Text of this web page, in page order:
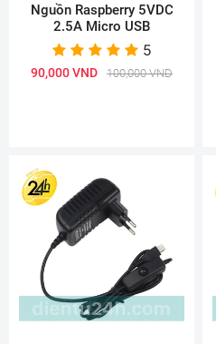
Nguồn Raspberry 5VDC
2.5A Micro USB
5
90,000 VND 100,000 VND